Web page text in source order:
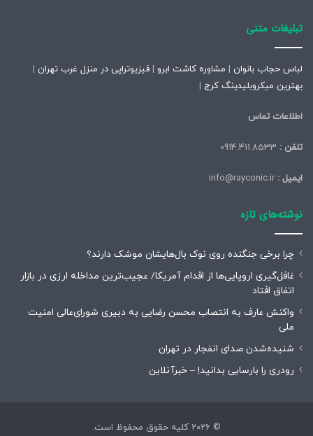
تبلیغات متنی
لباس حجاب بانوان | مشاوره کاشت ابرو | فیزیوتراپی در منزل غرب تهران |
بهترین میکروبلیدینگ کرج |
اطلاعات تماس
تلفن :
ایمیل :
نوشته‌های تازه
چرا برخی جنگنده روی نوک بال‌هایشان موشک‌ دارند؟
غافل‌گیری اروپایی‌ها از اقدام آمریکا/ عجیب‌ترین مداخله ارزی در بازار
اتفاق افتاد
واکنش عارف به انتصاب محسن رضایی به دبیری شورای‌عالی امنیت
ملی
شنیده‌شدن صدای انفجار در تهران
رودری را بارسایی بدانید! – خبرآنلاین
© 2026 کلیه حقوق محفوظ است.